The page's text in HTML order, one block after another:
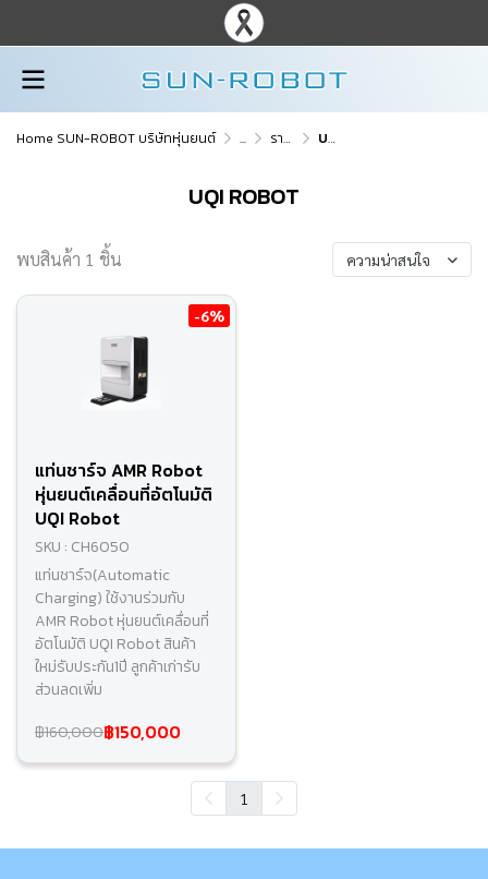
Home SUN-ROBOT บริษัทหุ่นยนต์ ... ราคาอะไหล่ อุปกรณ์เสริม UQI ROBOT
UQI ROBOT
พบสินค้า 1 ชิ้น ความน่าสนใจ
-6%
แท่นชาร์จ AMR Robot
หุ่นยนต์เคลื่อนที่อัตโนมัติ
UQI Robot
SKU : CH6050
แท่นชาร์จ(Automatic
Charging) ใช้งานร่วมกับ
AMR Robot หุ่นยนต์เคลื่อนที่
อัตโนมัติ UQI Robot สินค้า
ใหม่รับประกัน1ปี ลูกค้าเก่ารับ
ส่วนลดเพิ่ม
฿160,000฿150,000
1